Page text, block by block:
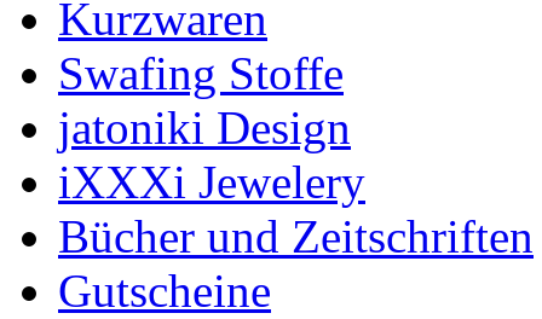
Kurzwaren
Swafing Stoffe
jatoniki Design
iXXXi Jewelery
Bücher und Zeitschriften
Gutscheine